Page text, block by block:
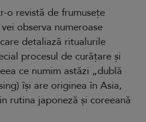
o revistă de frumusețe
observa numeroase
detaliază ritualurile
procesul de curățare și
ce numim astăzi „dublă
își are originea în Asia,
rutina japoneză și coreeană